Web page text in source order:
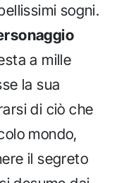
sogni.
a mille
la sua
di ciò che
mondo,
il segreto